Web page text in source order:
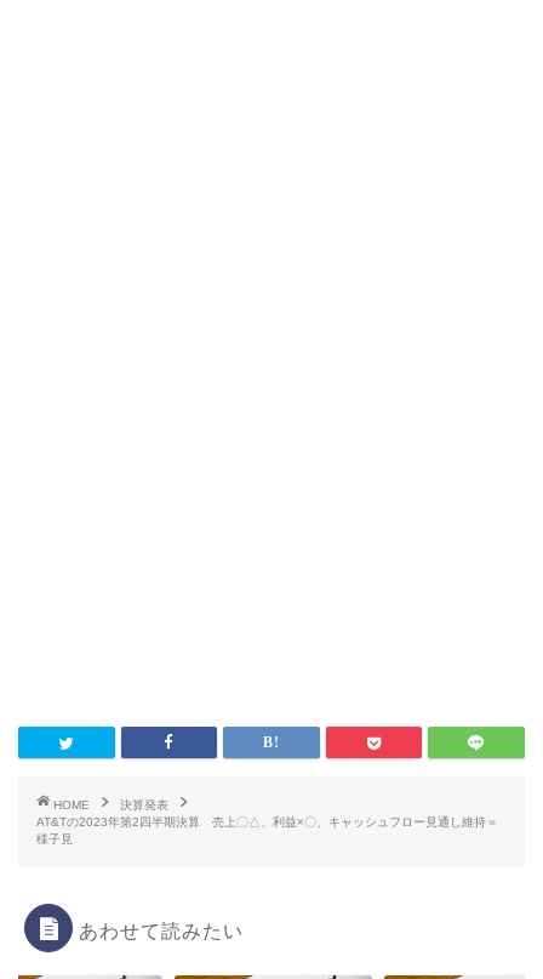
HOME
決算発表
AT&Tの2023年第2四半期決算 売上〇△、利益×〇、キャッシュフロー見通し維持＝
様子見
あわせて読みたい